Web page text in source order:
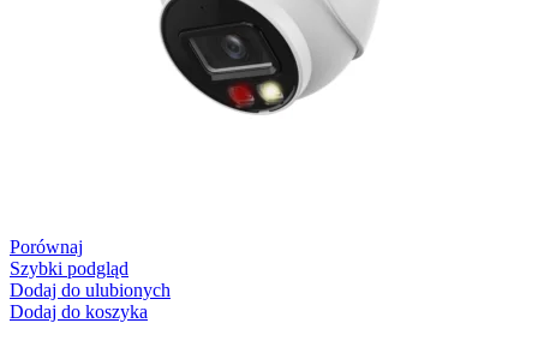
Porównaj
Szybki podgląd
Dodaj do ulubionych
Dodaj do koszyka